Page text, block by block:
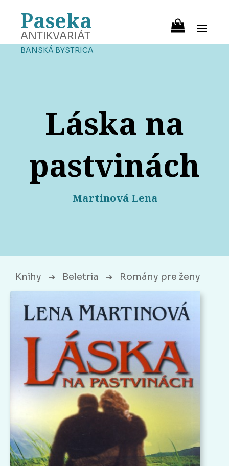
Paseka
ANTIKVARIÁT
BANSKÁ BYSTRICA
Láska na
pastvinách
Martinová Lena
Knihy ➔ Beletria ➔ Romány pre ženy